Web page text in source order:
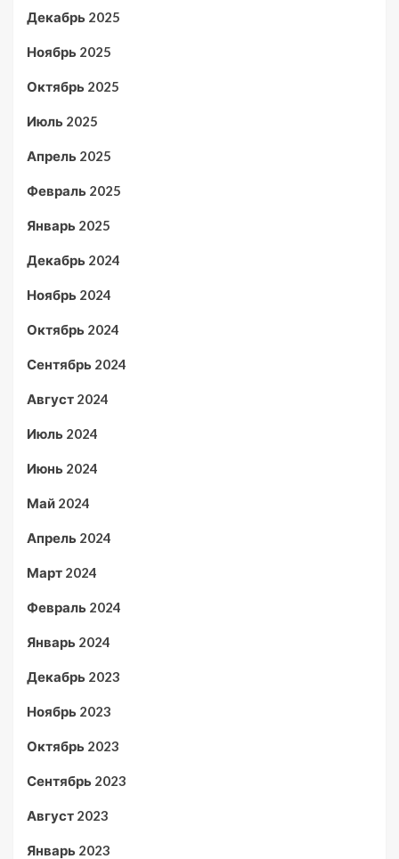
Декабрь 2025
Ноябрь 2025
Октябрь 2025
Июль 2025
Апрель 2025
Февраль 2025
Январь 2025
Декабрь 2024
Ноябрь 2024
Октябрь 2024
Сентябрь 2024
Август 2024
Июль 2024
Июнь 2024
Май 2024
Апрель 2024
Март 2024
Февраль 2024
Январь 2024
Декабрь 2023
Ноябрь 2023
Октябрь 2023
Сентябрь 2023
Август 2023
Январь 2023